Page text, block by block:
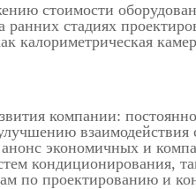
стоимости
стадиях
компании:
экономичных и
кондиционирования,
по проектированию и